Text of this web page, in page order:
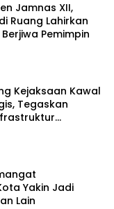
Jamnas XII,
Ruang Lahirkan
Pemimpin
Kejaksaan Kawal
Tegaskan
Yakin Jadi
Lain